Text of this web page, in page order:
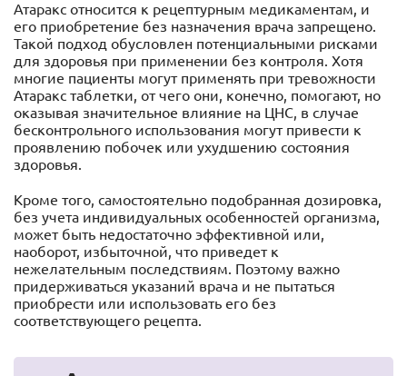
Атаракс относится к рецептурным медикаментам, и
его приобретение без назначения врача запрещено.
Такой подход обусловлен потенциальными рисками
для здоровья при применении без контроля. Хотя
многие пациенты могут применять при тревожности
Атаракс таблетки, от чего они, конечно, помогают, но
оказывая значительное влияние на ЦНС, в случае
бесконтрольного использования могут привести к
проявлению побочек или ухудшению состояния
здоровья.
Кроме того, самостоятельно подобранная дозировка,
без учета индивидуальных особенностей организма,
может быть недостаточно эффективной или,
наоборот, избыточной, что приведет к
нежелательным последствиям. Поэтому важно
придерживаться указаний врача и не пытаться
приобрести или использовать его без
соответствующего рецепта.